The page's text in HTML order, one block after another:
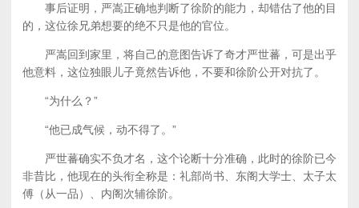
事后证明，严嵩正确地判断了徐阶的能力，却错估了他的目
的，这位徐兄弟想要的绝不只是他的官位。
严嵩回到家里，将自己的意图告诉了奇才严世蕃，可是出乎
他意料，这位独眼儿子竟然告诉他，不要和徐阶公开对抗了。
“为什么？”
“他已成气候，动不得了。”
严世蕃确实不负才名，这个论断十分准确，此时的徐阶已今
非昔比，他现在的头衔全称是：礼部尚书、东阁大学士、太子太
傅（从一品）、内阁次辅徐阶。